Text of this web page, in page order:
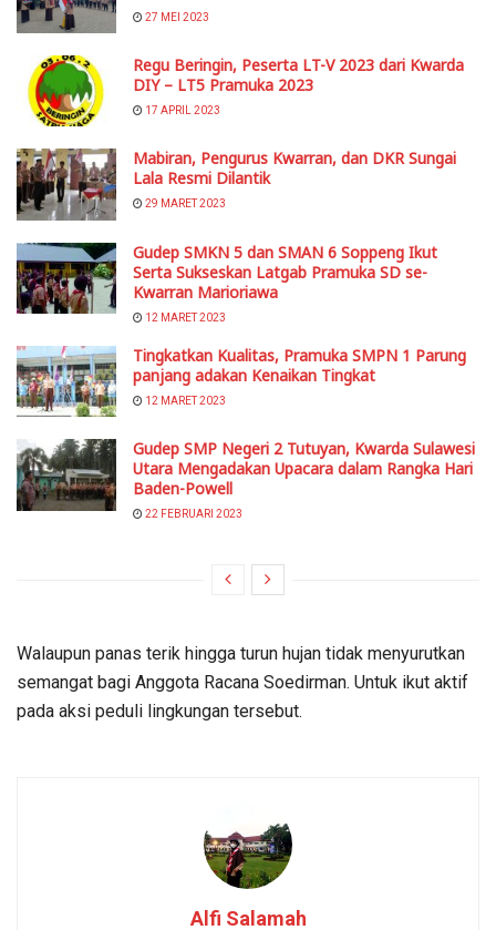
27 MEI 2023
Regu Beringin, Peserta LT-V 2023 dari Kwarda
DIY – LT5 Pramuka 2023
17 APRIL 2023
Mabiran, Pengurus Kwarran, dan DKR Sungai
Lala Resmi Dilantik
29 MARET 2023
Gudep SMKN 5 dan SMAN 6 Soppeng Ikut
Serta Sukseskan Latgab Pramuka SD se-
Kwarran Marioriawa
12 MARET 2023
Tingkatkan Kualitas, Pramuka SMPN 1 Parung
panjang adakan Kenaikan Tingkat
12 MARET 2023
Gudep SMP Negeri 2 Tutuyan, Kwarda Sulawesi
Utara Mengadakan Upacara dalam Rangka Hari
Baden-Powell
22 FEBRUARI 2023
Walaupun panas terik hingga turun hujan tidak menyurutkan
semangat bagi Anggota Racana Soedirman. Untuk ikut aktif
pada aksi peduli lingkungan tersebut.
Alfi Salamah